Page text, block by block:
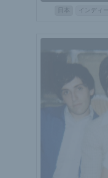
インディー